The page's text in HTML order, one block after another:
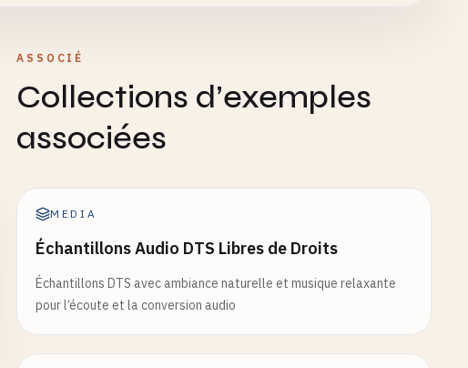
ASSOCIÉ
Collections d’exemples
associées
MEDIA
Échantillons Audio DTS Libres de Droits
Échantillons DTS avec ambiance naturelle et musique relaxante
pour l’écoute et la conversion audio